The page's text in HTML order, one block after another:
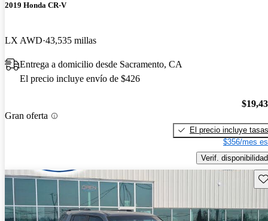
2019 Honda CR-V
LX AWD 43,535 millas
Entrega a domicilio desde Sacramento, CA
El precio incluye envío de $426
Gran oferta
El precio incluye tasas
$356/mes
Verif. disponibilidad